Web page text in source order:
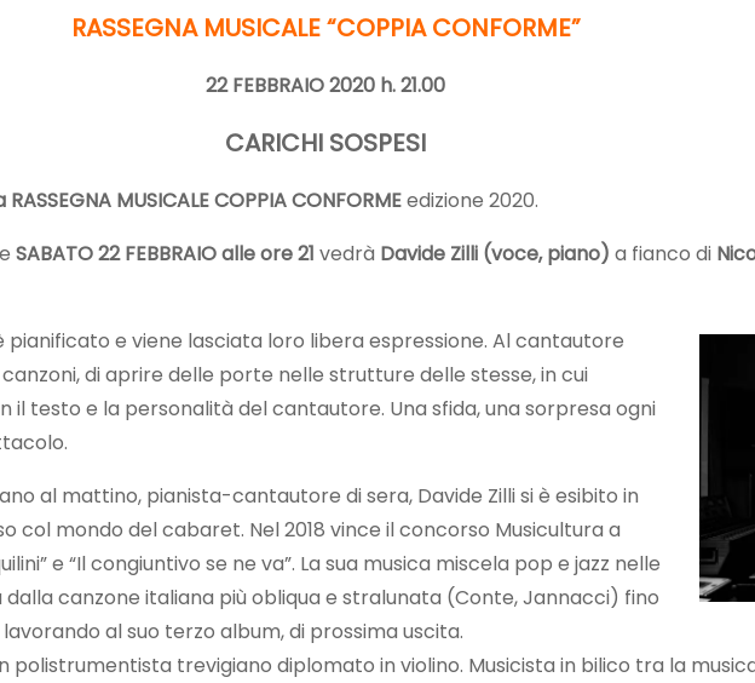
RASSEGNA MUSICALE “COPPIA CONFORME”
22 FEBBRAIO 2020 h. 21.00
CARICHI SOSPESI
MUSICALE COPPIA CONFORMEedizione 2020.
SABATO 22 FEBBRAIO alle ore 21 vedrà Davide Zilli (voce, piano) a fianco di
e viene lasciata loro libera espressione. Al cantautore
di aprire delle porte nelle strutture delle stesse, in cui
testo e la personalità del cantautore. Una sfida, una sorpresa ogni
al mattino, pianista-cantautore di sera, Davide Zilli si è esibito in
col mondo del cabaret. Nel 2018 vince il concorso Musicultura a
e “Il congiuntivo se ne va”. La sua musica miscela pop e jazz nelle
canzone italiana più obliqua e stralunata (Conte, Jannacci) fino
al suo terzo album, di prossima uscita.
polistrumentista trevigiano diplomato in violino. Musicista in bilico tra la